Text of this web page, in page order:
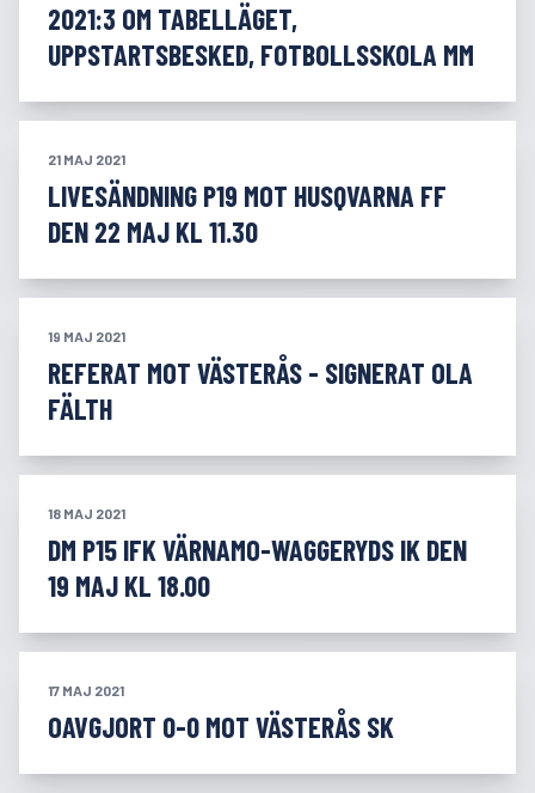
2021:3 OM TABELLÄGET,
UPPSTARTSBESKED, FOTBOLLSSKOLA MM
21 MAJ 2021
LIVESÄNDNING P19 MOT HUSQVARNA FF
DEN 22 MAJ KL 11.30
19 MAJ 2021
REFERAT MOT VÄSTERÅS - SIGNERAT OLA
FÄLTH
18 MAJ 2021
DM P15 IFK VÄRNAMO-WAGGERYDS IK DEN
19 MAJ KL 18.00
17 MAJ 2021
OAVGJORT 0-0 MOT VÄSTERÅS SK